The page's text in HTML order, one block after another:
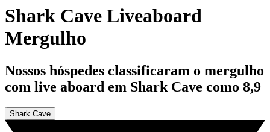
Shark Cave Liveaboard
Mergulho
Nossos hóspedes classificaram o mergulho
com live aboard em Shark Cave como 8,9
Shark Cave